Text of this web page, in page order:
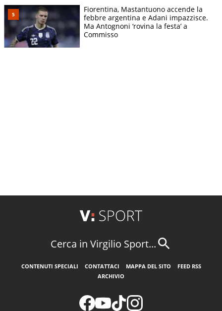
Fiorentina, Mastantuono accende la
febbre argentina e Adani impazzisce.
Ma Antognoni ‘rovina la festa’ a
Commisso
Cerca in Virgilio Sport...
CONTENUTI SPECIALI CONTATTACI MAPPA DEL SITO
FEED RSS
ARCHIVIO